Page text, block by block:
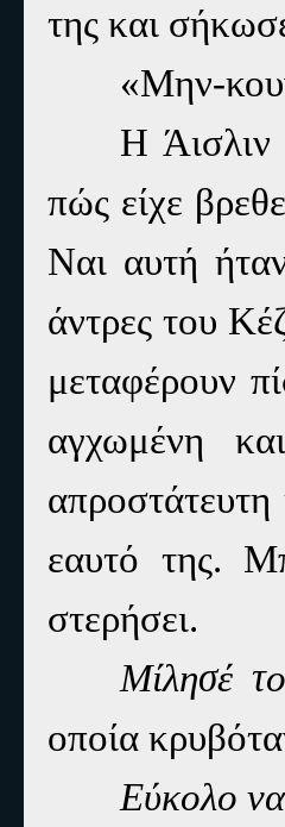
της και
«Μην-
Η Άισλιν
πώς είχε
Ναι αυτή
άντρες του
μεταφέρουν
αγχωμένη
εαυτό της.
στερήσει.
Μίλησέ
οποία
Εύκολο